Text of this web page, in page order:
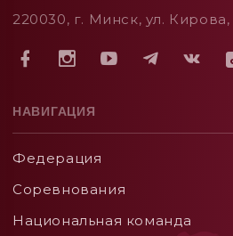
220030, г. Минск, ул. Кирова,
НАВИГАЦИЯ
Федерация
Соревнования
Национальная команда